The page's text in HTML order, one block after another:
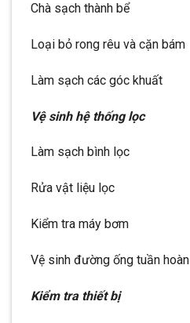
Chà sạch thành bể
Loại bỏ rong rêu và cặn bám
Làm sạch các góc khuất
Vệ sinh hệ thống lọc
Làm sạch bình lọc
Rửa vật liệu lọc
Kiểm tra máy bơm
Vệ sinh đường ống tuần hoàn
Kiểm tra thiết bị